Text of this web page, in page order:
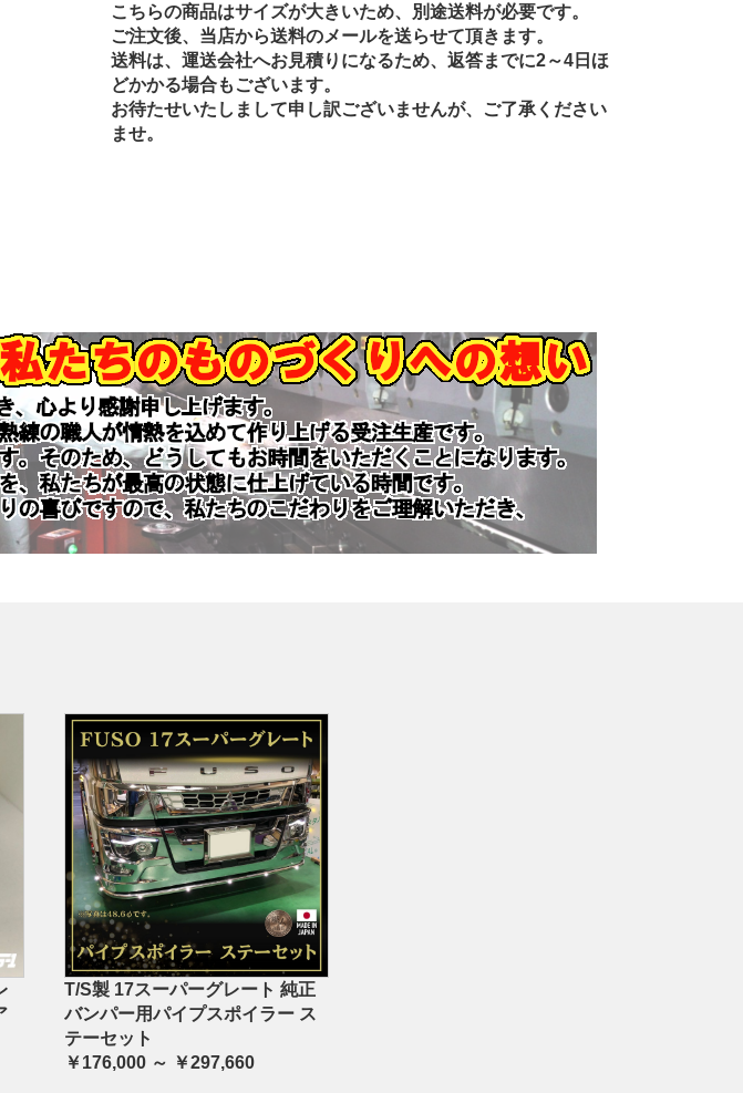
こちらの商品はサイズが大きいため、別途送料が必要です。
ご注文後、当店から送料のメールを送らせて頂きます。
送料は、運送会社へお見積りになるため、返答までに2～4日ほ
どかかる場合もございます。
お待たせいたしまして申し訳ございませんが、ご了承ください
ませ。
T/S製 17スーパーグレート 純正
バンパー用パイプスポイラー ス
テーセット
￥176,000 ～ ￥297,660